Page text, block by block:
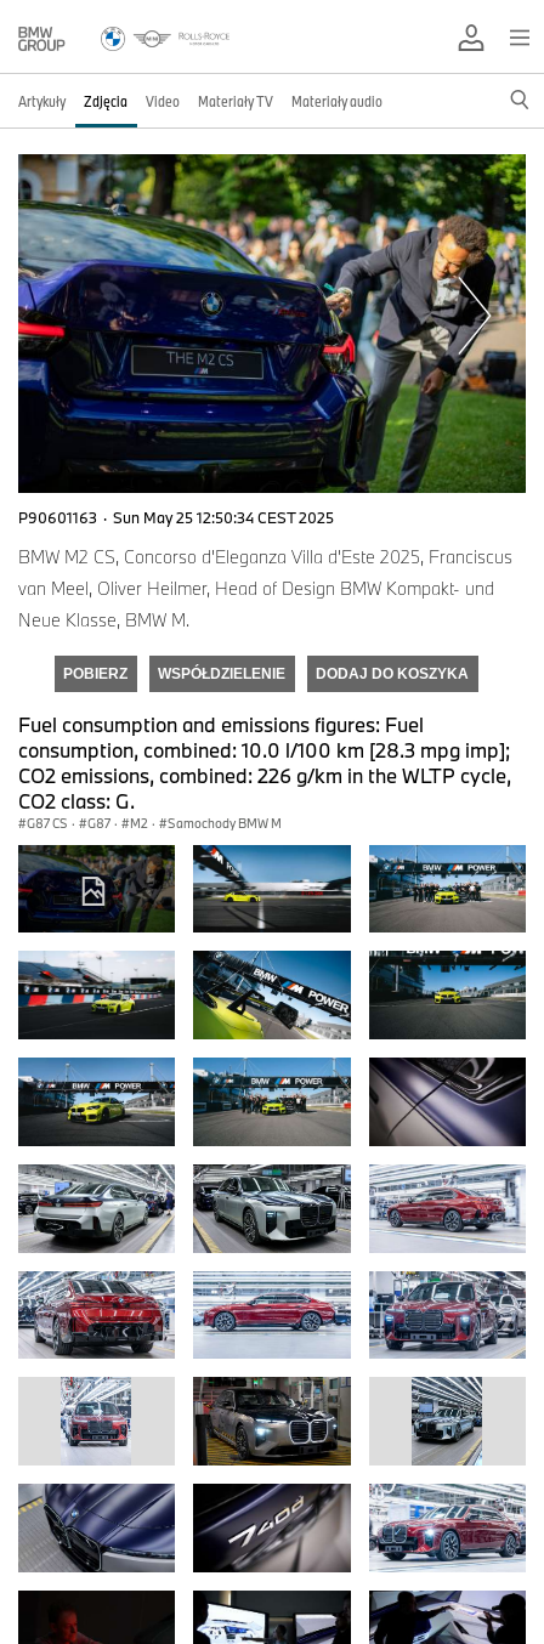
Artykuły Zdjęcia Video Materiały TV Materiały audio
P90601163 · Sun May 25 12:50:34 CEST 2025
BMW M2 CS, Concorso d'Eleganza Villa d'Este 2025, Franciscus
van Meel, Oliver Heilmer, Head of Design BMW Kompakt- und
Neue Klasse, BMW M.
POBIERZ WSPÓŁDZIELENIE DODAJ DO KOSZYKA
Fuel consumption and emissions figures: Fuel
consumption, combined: 10.0 l/100 km [28.3 mpg imp];
CO2 emissions, combined: 226 g/km in the WLTP cycle,
CO2 class: G.
G87 CS · G87 · M2 · Samochody BMW M